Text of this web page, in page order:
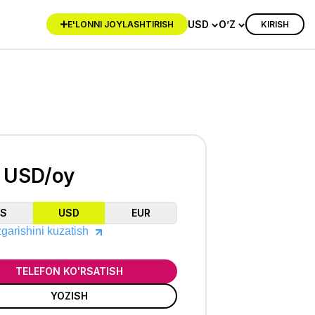
E'LONNI JOYLASHTIRISH USD O’Z KIRISH
oy
USD
EUR
kuzatish
TELEFON KO'RSATISH
YOZISH